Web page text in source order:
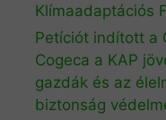
Klímaadaptációs
Petíciót indított a
Cogeca a KAP
gazdák és az
biztonság